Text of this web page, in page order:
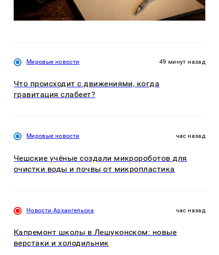
Мировые новости 49 минут назад
Что происходит с движениями, когда
гравитация слабеет?
Мировые новости час назад
Чешские учёные создали микророботов для
очистки воды и почвы от микропластика
Новости Архангельска час назад
Капремонт школы в Лешуконском: новые
верстаки и холодильник